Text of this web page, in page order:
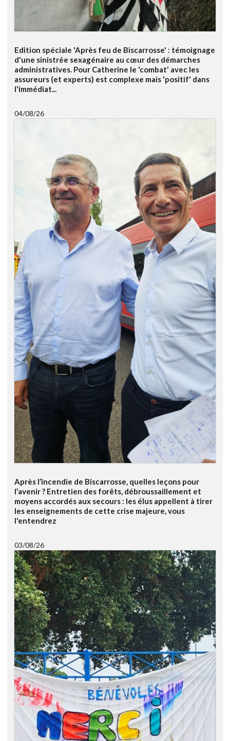
Edition spéciale 'Après feu de Biscarrosse' : témoignage
d'une sinistrée sexagénaire au cœur des démarches
administratives. Pour Catherine le 'combat' avec les
assureurs (et experts) est complexe mais 'positif' dans
l'immédiat...
04/08/26
Après l’incendie de Biscarrosse, quelles leçons pour
l’avenir ? Entretien des forêts, débroussaillement et
moyens accordés aux secours : les élus appellent à tirer
les enseignements de cette crise majeure, vous
l'entendrez
03/08/26